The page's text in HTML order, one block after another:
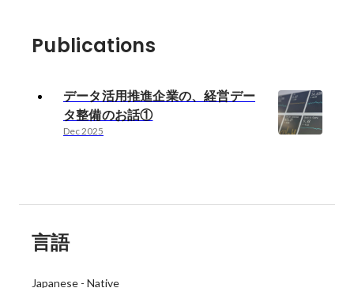
Publications
データ活用推進企業の、経営デー
タ整備のお話①
Dec 2025
言語
Japanese - Native